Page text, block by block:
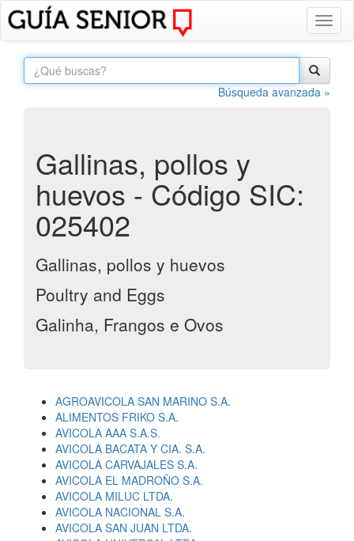
Búsqueda avanzada »
Gallinas, pollos y
huevos - Código SIC:
025402
Gallinas, pollos y huevos
Poultry and Eggs
Galinha, Frangos e Ovos
AGROAVICOLA SAN MARINO S.A.
ALIMENTOS FRIKO S.A.
AVICOLA AAA S.A.S.
AVICOLA BACATA Y CIA. S.A.
AVICOLA CARVAJALES S.A.
AVICOLA EL MADROÑO S.A.
AVICOLA MILUC LTDA.
AVICOLA NACIONAL S.A.
AVICOLA SAN JUAN LTDA.